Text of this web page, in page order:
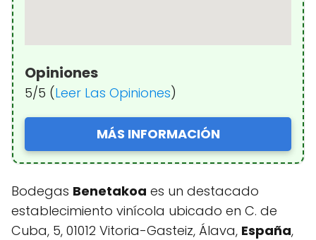
Opiniones
5/5 (Leer Las Opiniones)
MÁS INFORMACIÓN
Bodegas Benetakoa es un destacado
establecimiento vinícola ubicado en C. de
Cuba, 5, 01012 Vitoria-Gasteiz, Álava, España,